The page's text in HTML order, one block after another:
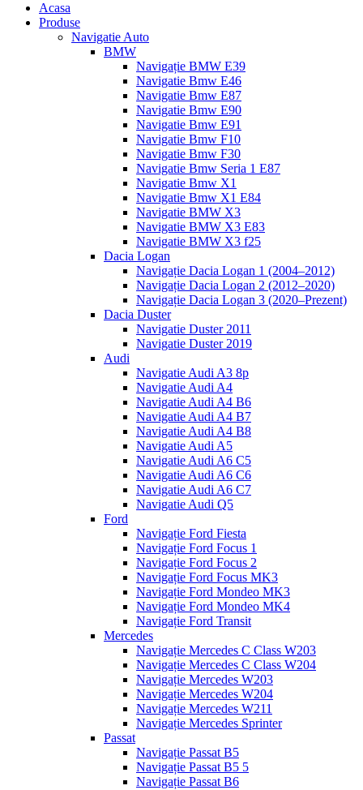
Acasa
Produse
Navigatie Auto
BMW
Navigație BMW E39
Navigatie Bmw E46
Navigatie Bmw E87
Navigatie Bmw E90
Navigatie Bmw E91
Navigatie Bmw F10
Navigatie Bmw F30
Navigatie Bmw Seria 1 E87
Navigatie Bmw X1
Navigatie Bmw X1 E84
Navigatie BMW X3
Navigatie BMW X3 E83
Navigatie BMW X3 f25
Dacia Logan
Navigație Dacia Logan 1 (2004–2012)
Navigație Dacia Logan 2 (2012–2020)
Navigație Dacia Logan 3 (2020–Prezent)
Dacia Duster
Navigatie Duster 2011
Navigatie Duster 2019
Audi
Navigatie Audi A3 8p
Navigatie Audi A4
Navigatie Audi A4 B6
Navigatie Audi A4 B7
Navigatie Audi A4 B8
Navigatie Audi A5
Navigatie Audi A6 C5
Navigatie Audi A6 C6
Navigatie Audi A6 C7
Navigatie Audi Q5
Ford
Navigație Ford Fiesta
Navigație Ford Focus 1
Navigație Ford Focus 2
Navigație Ford Focus MK3
Navigație Ford Mondeo MK3
Navigație Ford Mondeo MK4
Navigație Ford Transit
Mercedes
Navigație Mercedes C Class W203
Navigație Mercedes C Class W204
Navigație Mercedes W203
Navigație Mercedes W204
Navigație Mercedes W211
Navigație Mercedes Sprinter
Passat
Navigație Passat B5
Navigație Passat B5 5
Navigație Passat B6